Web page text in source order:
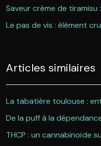
Saveur crème de
Le pas de vis : élément
Articles similaires
La tabatière toulouse :
De la puff à la
THCP : un cannabinoïde